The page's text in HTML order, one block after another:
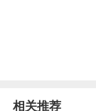
相关推荐